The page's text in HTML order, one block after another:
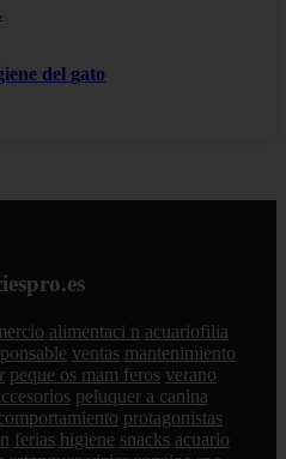
del gato
alimentaci n acuariofilia
ventas mantenimiento
peque os mam feros verano
peluquer a canina
protagonistas
ferias higiene snacks acuario